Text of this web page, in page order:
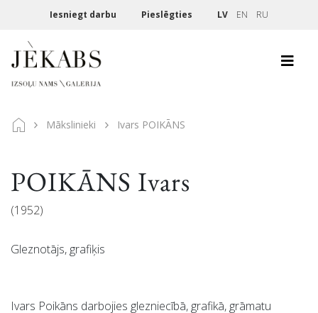
Iesniegt darbu Pieslēgties LV EN RU
Mākslinieki Ivars POIKĀNS
POIKĀNS Ivars
(1952)
Gleznotājs, grafiķis
Ivars Poikāns darbojies glezniecībā, grafikā, grāmatu